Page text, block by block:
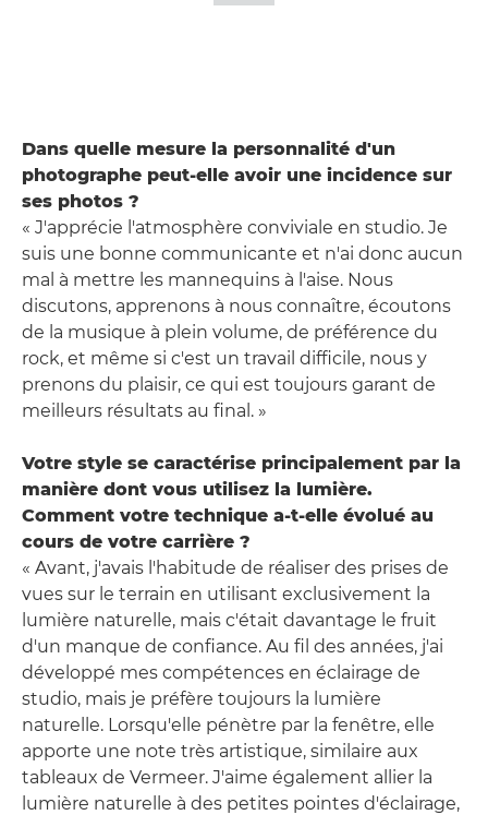
Dans quelle mesure la personnalité d'un
photographe peut-elle avoir une incidence sur
ses photos ?
« J'apprécie l'atmosphère conviviale en studio. Je
suis une bonne communicante et n'ai donc aucun
mal à mettre les mannequins à l'aise. Nous
discutons, apprenons à nous connaître, écoutons
de la musique à plein volume, de préférence du
rock, et même si c'est un travail difficile, nous y
prenons du plaisir, ce qui est toujours garant de
meilleurs résultats au final. »
Votre style se caractérise principalement par la
manière dont vous utilisez la lumière.
Comment votre technique a-t-elle évolué au
cours de votre carrière ?
« Avant, j'avais l'habitude de réaliser des prises de
vues sur le terrain en utilisant exclusivement la
lumière naturelle, mais c'était davantage le fruit
d'un manque de confiance. Au fil des années, j'ai
développé mes compétences en éclairage de
studio, mais je préfère toujours la lumière
naturelle. Lorsqu'elle pénètre par la fenêtre, elle
apporte une note très artistique, similaire aux
tableaux de Vermeer. J'aime également allier la
lumière naturelle à des petites pointes d'éclairage,